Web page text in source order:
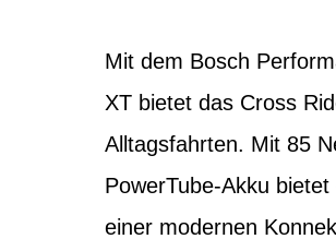
Mit dem Bosch
XT bietet das Cross
Alltagsfahrten. Mit 85
PowerTube-Akku
einer modernen